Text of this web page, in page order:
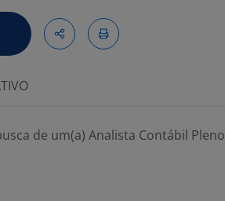
de um(a) Analista Contábil Pleno